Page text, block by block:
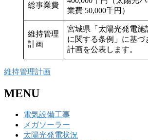
総事業費
業費 50,000千円）
維持管理
計画
宮城県「太陽光発電施
に関する条例」に基づ
計画を公表します。
維持管理計画
MENU
電気設備工事
メガソーラー
太陽光発電状況